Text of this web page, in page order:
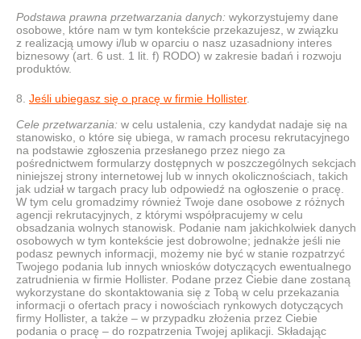
Podstawa prawna przetwarzania danych: wykorzystujemy dane
osobowe, które nam w tym kontekście przekazujesz, w związku
z realizacją umowy i/lub w oparciu o nasz uzasadniony interes
biznesowy (art. 6 ust. 1 lit. f) RODO) w zakresie badań i rozwoju
produktów.
Jeśli ubiegasz się o pracę w firmie Hollister.
Cele przetwarzania: w celu ustalenia, czy kandydat nadaje się na
stanowisko, o które się ubiega, w ramach procesu rekrutacyjnego
na podstawie zgłoszenia przesłanego przez niego za
pośrednictwem formularzy dostępnych w poszczególnych sekcjach
niniejszej strony internetowej lub w innych okolicznościach, takich
jak udział w targach pracy lub odpowiedź na ogłoszenie o pracę.
W tym celu gromadzimy również Twoje dane osobowe z różnych
agencji rekrutacyjnych, z którymi współpracujemy w celu
obsadzania wolnych stanowisk. Podanie nam jakichkolwiek danych
osobowych w tym kontekście jest dobrowolne; jednakże jeśli nie
podasz pewnych informacji, możemy nie być w stanie rozpatrzyć
Twojego podania lub innych wniosków dotyczących ewentualnego
zatrudnienia w firmie Hollister. Podane przez Ciebie dane zostaną
wykorzystane do skontaktowania się z Tobą w celu przekazania
informacji o ofertach pracy i nowościach rynkowych dotyczących
firmy Hollister, a także – w przypadku złożenia przez Ciebie
podania o pracę – do rozpatrzenia Twojej aplikacji. Składając